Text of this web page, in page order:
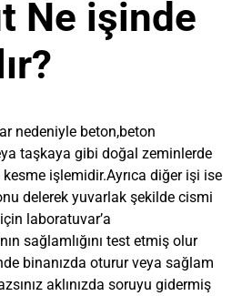
Ne işinde
nedeniyle beton,beton
taşkaya gibi doğal zeminlerde
işlemidir.Ayrıca diğer işi ise
delerek yuvarlak şekilde cismi
laboratuvar’a
sağlamlığını test etmiş olur
binanızda oturur veya sağlam
aklınızda soruyu gidermiş